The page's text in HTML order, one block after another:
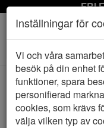
FRI
Toggle
navigation
HEM
Inställningar för
Vi och våra
besök på din enhet
funktioner, spara
personifierad
cookies, som krävs
välja vilken typ av